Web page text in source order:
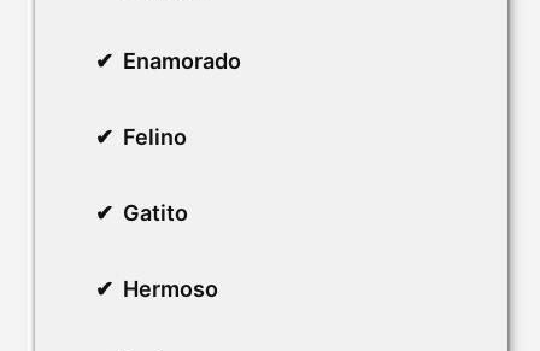
Enamorado
Felino
Gatito
Hermoso